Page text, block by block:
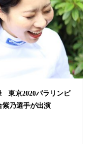
東京2020パラリンピ
紫乃選手が出演